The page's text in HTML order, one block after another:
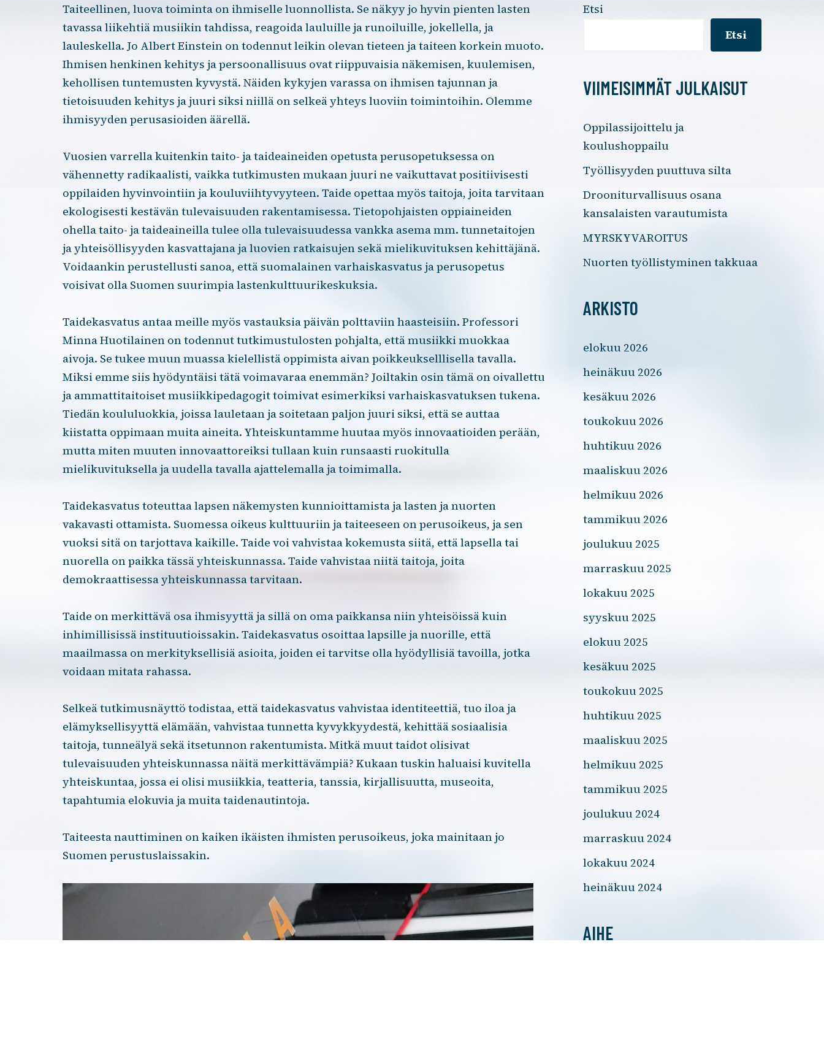
Taiteellinen, luova toiminta on ihmiselle luonnollista. Se näkyy jo hyvin pienten lasten
tavassa liikehtiä musiikin tahdissa, reagoida lauluille ja runoiluille, jokellella, ja
lauleskella. Jo Albert Einstein on todennut leikin olevan tieteen ja taiteen korkein muoto.
Ihmisen henkinen kehitys ja persoonallisuus ovat riippuvaisia näkemisen, kuulemisen,
kehollisen tuntemusten kyvystä. Näiden kykyjen varassa on ihmisen tajunnan ja
tietoisuuden kehitys ja juuri siksi niillä on selkeä yhteys luoviin toimintoihin. Olemme
ihmisyyden perusasioiden äärellä.
Vuosien varrella kuitenkin taito- ja taideaineiden opetusta perusopetuksessa on
vähennetty radikaalisti, vaikka tutkimusten mukaan juuri ne vaikuttavat positiivisesti
oppilaiden hyvinvointiin ja kouluviihtyvyyteen. Taide opettaa myös taitoja, joita tarvitaan
ekologisesti kestävän tulevaisuuden rakentamisessa. Tietopohjaisten oppiaineiden
ohella taito- ja taideaineilla tulee olla tulevaisuudessa vankka asema mm. tunnetaitojen
ja yhteisöllisyyden kasvattajana ja luovien ratkaisujen sekä mielikuvituksen kehittäjänä.
Voidaankin perustellusti sanoa, että suomalainen varhaiskasvatus ja perusopetus
voisivat olla Suomen suurimpia lastenkulttuurikeskuksia.
Taidekasvatus antaa meille myös vastauksia päivän polttaviin haasteisiin. Professori
Minna Huotilainen on todennut tutkimustulosten pohjalta, että musiikki muokkaa
aivoja. Se tukee muun muassa kielellistä oppimista aivan poikkeukselllisella tavalla.
Miksi emme siis hyödyntäisi tätä voimavaraa enemmän? Joiltakin osin tämä on oivallettu
ja ammattitaitoiset musiikkipedagogit toimivat esimerkiksi varhaiskasvatuksen tukena.
Tiedän koululuokkia, joissa lauletaan ja soitetaan paljon juuri siksi, että se auttaa
kiistatta oppimaan muita aineita. Yhteiskuntamme huutaa myös innovaatioiden perään,
mutta miten muuten innovaattoreiksi tullaan kuin runsaasti ruokitulla
mielikuvituksella ja uudella tavalla ajattelemalla ja toimimalla.
Taidekasvatus toteuttaa lapsen näkemysten kunnioittamista ja lasten ja nuorten
vakavasti ottamista. Suomessa oikeus kulttuuriin ja taiteeseen on perusoikeus, ja sen
vuoksi sitä on tarjottava kaikille. Taide voi vahvistaa kokemusta siitä, että lapsella tai
nuorella on paikka tässä yhteiskunnassa. Taide vahvistaa niitä taitoja, joita
demokraattisessa yhteiskunnassa tarvitaan.
Taide on merkittävä osa ihmisyyttä ja sillä on oma paikkansa niin yhteisöissä kuin
inhimillisissä instituutioissakin. Taidekasvatus osoittaa lapsille ja nuorille, että
maailmassa on merkityksellisiä asioita, joiden ei tarvitse olla hyödyllisiä tavoilla, jotka
voidaan mitata rahassa.
Selkeä tutkimusnäyttö todistaa, että taidekasvatus vahvistaa identiteettiä, tuo iloa ja
elämyksellisyyttä elämään, vahvistaa tunnetta kyvykkyydestä, kehittää sosiaalisia
taitoja, tunneälyä sekä itsetunnon rakentumista. Mitkä muut taidot olisivat
tulevaisuuden yhteiskunnassa näitä merkittävämpiä? Kukaan tuskin haluaisi kuvitella
yhteiskuntaa, jossa ei olisi musiikkia, teatteria, tanssia, kirjallisuutta, museoita,
tapahtumia elokuvia ja muita taidenautintoja.
Taiteesta nauttiminen on kaiken ikäisten ihmisten perusoikeus, joka mainitaan jo
Suomen perustuslaissakin.
Etsi
Etsi
VIIMEISIMMÄT JULKAISUT
Oppilassijoittelu ja
koulushoppailu
Työllisyyden puuttuva silta
Drooniturvallisuus osana
kansalaisten varautumista
MYRSKYVAROITUS
Nuorten työllistyminen takkuaa
ARKISTO
elokuu 2026
heinäkuu 2026
kesäkuu 2026
toukokuu 2026
huhtikuu 2026
maaliskuu 2026
helmikuu 2026
tammikuu 2026
joulukuu 2025
marraskuu 2025
lokakuu 2025
syyskuu 2025
elokuu 2025
kesäkuu 2025
toukokuu 2025
huhtikuu 2025
maaliskuu 2025
helmikuu 2025
tammikuu 2025
joulukuu 2024
marraskuu 2024
lokakuu 2024
heinäkuu 2024
AIHE